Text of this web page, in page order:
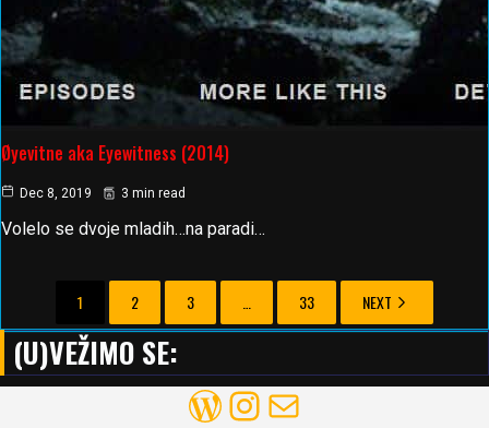
Øyevitne aka Eyewitness (2014)
Dec 8, 2019 3 min read
Volelo se dvoje mladih…na paradi…
1 2 3 … 33 NEXT
(U)VEŽIMO SE:
WordPress
Instagram
Mail